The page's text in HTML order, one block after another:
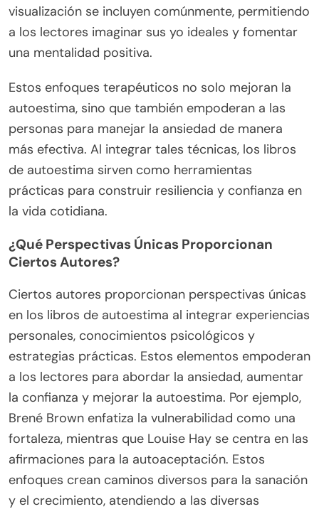
visualización se incluyen comúnmente, permitiendo
a los lectores imaginar sus yo ideales y fomentar
una mentalidad positiva.
Estos enfoques terapéuticos no solo mejoran la
autoestima, sino que también empoderan a las
personas para manejar la ansiedad de manera
más efectiva. Al integrar tales técnicas, los libros
de autoestima sirven como herramientas
prácticas para construir resiliencia y confianza en
la vida cotidiana.
¿Qué Perspectivas Únicas Proporcionan
Ciertos Autores?
Ciertos autores proporcionan perspectivas únicas
en los libros de autoestima al integrar experiencias
personales, conocimientos psicológicos y
estrategias prácticas. Estos elementos empoderan
a los lectores para abordar la ansiedad, aumentar
la confianza y mejorar la autoestima. Por ejemplo,
Brené Brown enfatiza la vulnerabilidad como una
fortaleza, mientras que Louise Hay se centra en las
afirmaciones para la autoaceptación. Estos
enfoques crean caminos diversos para la sanación
y el crecimiento, atendiendo a las diversas